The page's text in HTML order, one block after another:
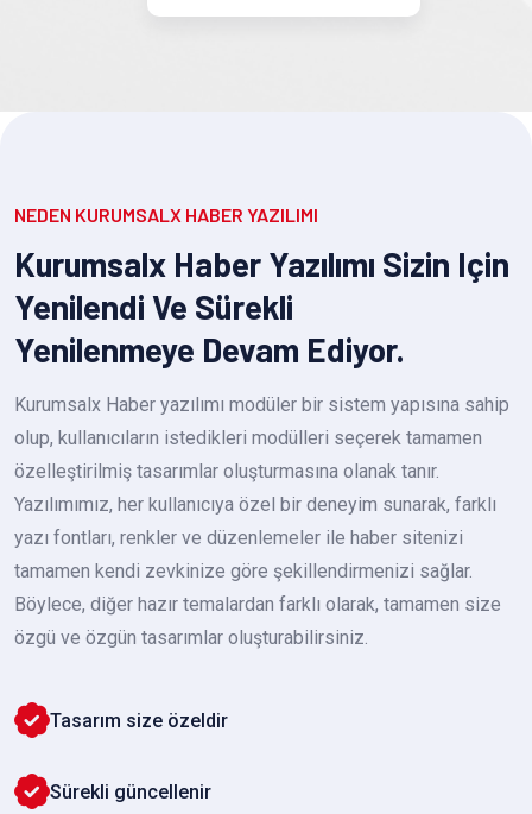
NEDEN KURUMSALX HABER YAZILIMI
Kurumsalx Haber Yazılımı Sizin Için
Yenilendi Ve Sürekli
Yenilenmeye Devam Ediyor.
Kurumsalx Haber yazılımı modüler bir sistem yapısına sahip
olup, kullanıcıların istedikleri modülleri seçerek tamamen
özelleştirilmiş tasarımlar oluşturmasına olanak tanır.
Yazılımımız, her kullanıcıya özel bir deneyim sunarak, farklı
yazı fontları, renkler ve düzenlemeler ile haber sitenizi
tamamen kendi zevkinize göre şekillendirmenizi sağlar.
Böylece, diğer hazır temalardan farklı olarak, tamamen size
özgü ve özgün tasarımlar oluşturabilirsiniz.
Tasarım size özeldir
Sürekli güncellenir